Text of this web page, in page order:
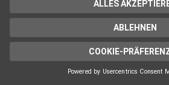
Datenschutzerklärung
Cookie-Präferenzen